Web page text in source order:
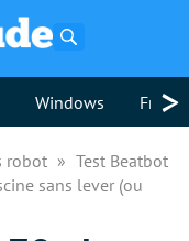
Windows >
robot
Test Beatbot
sans lever (ou